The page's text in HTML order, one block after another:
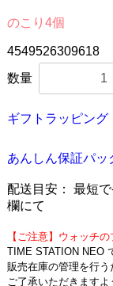
のこり4個
4549526309618
数量
ギフトラッピング
あんしん保証パッ
配送目安： 最短
欄にて
【ご注意】ウォッチ
TIME STATION NEO
販売在庫の管理を行う
ご了承いただきますよ